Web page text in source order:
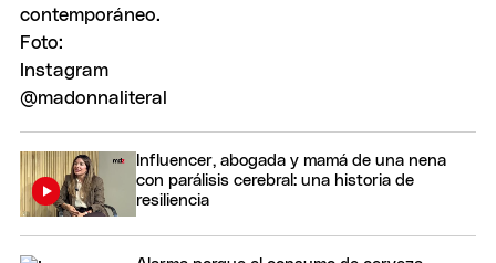
Influencer, abogada y mamá de una nena
con parálisis cerebral: una historia de
resiliencia